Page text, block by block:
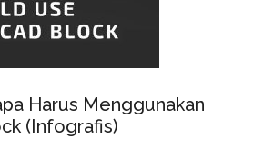
Harus Menggunakan
(Infografis)